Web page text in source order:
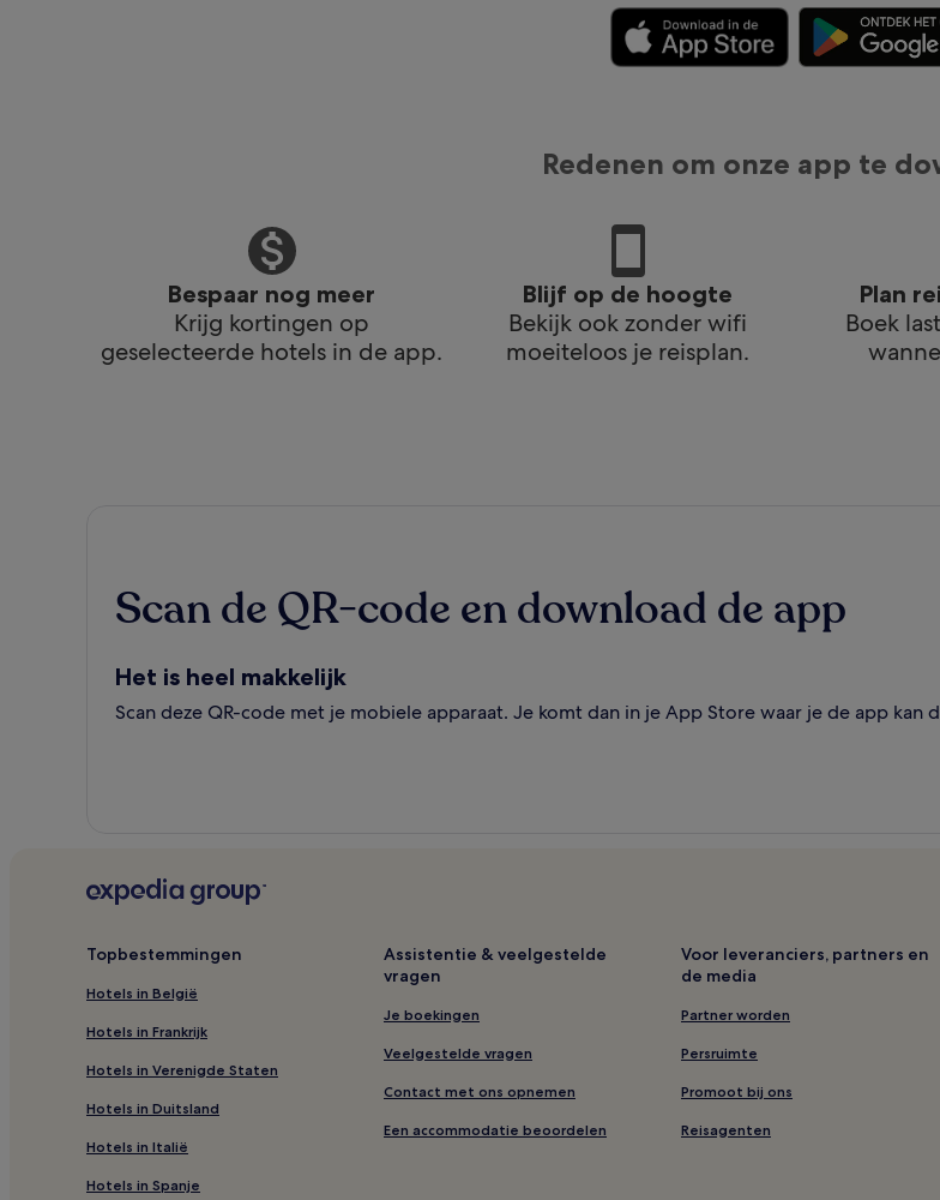
Redenen om onze app te
Bespaar nog meer
Krijg kortingen op
geselecteerde hotels in de app.
Blijf op de hoogte
Bekijk ook zonder wifi
moeiteloos je reisplan.
Plan
Boek
Scan de QR-code en download de app
Het is heel makkelijk
Scan deze QR-code met je mobiele apparaat. Je komt dan in je App Store waar je de app kan
Topbestemmingen
Hotels in België
Hotels in Frankrijk
Hotels in Verenigde Staten
Hotels in Duitsland
Hotels in Italië
Hotels in Spanje
Assistentie & veelgestelde
vragen
Je boekingen
Veelgestelde vragen
Contact met ons opnemen
Een accommodatie beoordelen
Voor leveranciers, partners en
de media
Partner worden
Persruimte
Promoot bij ons
Reisagenten